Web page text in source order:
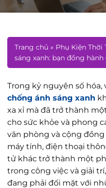
Trang chủ » Phụ Kiện Thời
sáng xanh: bạn đồng
Trong kỷ nguyên số
chống ánh sáng xanh
xa xỉ mà đã trở thành
cho sức khỏe và phong
văn phòng và cộng
máy tính, điện thoại
tử khác trở thành một
trong công việc và giải
đang phải đối mặt với